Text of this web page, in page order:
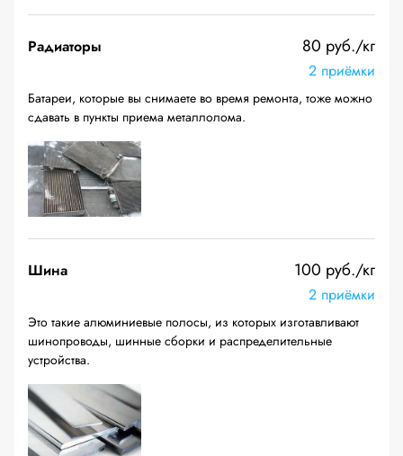
Радиаторы 80 руб./кг
2 приёмки
Батареи, которые вы снимаете во время ремонта, тоже можно
сдавать в пункты приема металлолома.
Шина 100 руб./кг
2 приёмки
Это такие алюминиевые полосы, из которых изготавливают
шинопроводы, шинные сборки и распределительные
устройства.